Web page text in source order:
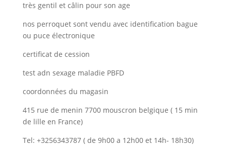
très gentil et câlin pour son age
nos perroquet sont vendu avec identification bague
ou puce électronique
certificat de cession
test adn sexage maladie PBFD
coordonnées du magasin
415 rue de menin 7700 mouscron belgique ( 15 min
de lille en France)
Tel: +3256343787 ( de 9h00 a 12h00 et 14h- 18h30)